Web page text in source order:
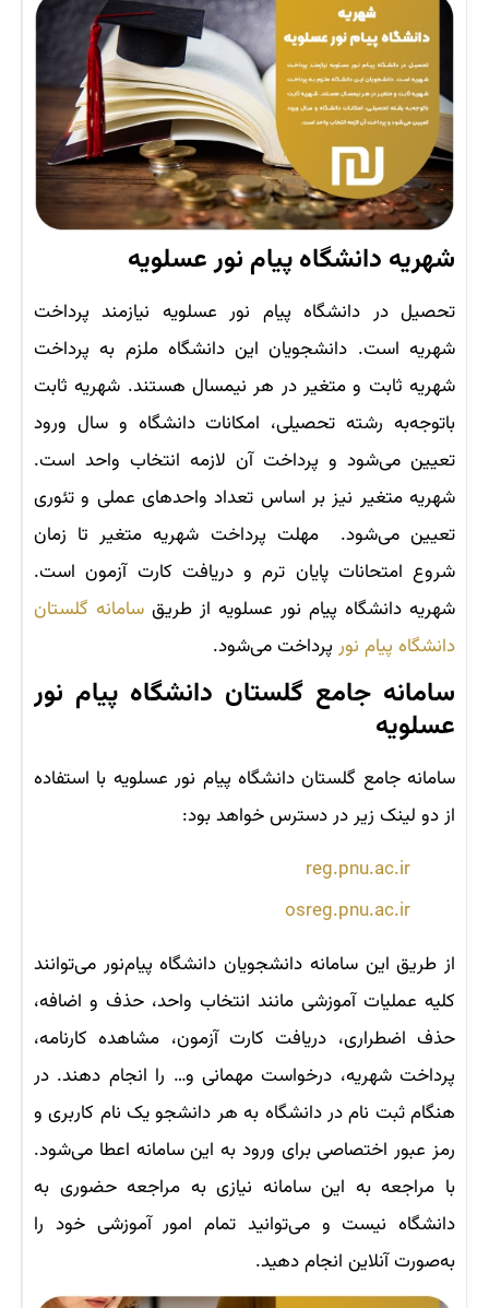
شهریه دانشگاه‌ پیام نور عسلویه
تحصیل در دانشگاه پیام نور عسلویه نیازمند پرداخت
شهریه است. دانشجویان این دانشگاه ملزم به پرداخت
شهریه ثابت و متغیر در هر نیمسال هستند. شهریه ثابت
باتوجه‌به رشته تحصیلی، امکانات دانشگاه و سال ورود
تعیین می‌شود و پرداخت آن لازمه انتخاب واحد است.
شهریه متغیر نیز بر اساس تعداد واحدهای عملی و تئوری
تعیین می‌شود. مهلت پرداخت شهریه متغیر تا زمان
شروع امتحانات پایان ترم و دریافت کارت آزمون است.
شهریه دانشگاه‌ پیام نور عسلویه از طریق سامانه گلستان
دانشگاه پیام نور پرداخت می‌شود.
سامانه جامع گلستان دانشگاه پیام نور
عسلویه
سامانه جامع گلستان دانشگاه پیام نور عسلویه با استفاده
از دو لینک زیر در دسترس خواهد بود:
reg.pnu.ac.ir
osreg.pnu.ac.ir
از طریق این سامانه دانشجویان دانشگاه پیام‌نور می‌توانند
کلیه عملیات آموزشی مانند انتخاب واحد، حذف و اضافه،
حذف اضطراری، دریافت کارت آزمون، مشاهده کارنامه،
پرداخت شهریه، درخواست مهمانی و… را انجام دهند. در
هنگام ثبت نام در دانشگاه به هر دانشجو یک نام کاربری و
رمز عبور اختصاصی برای ورود به این سامانه اعطا می‌شود.
با مراجعه به این سامانه نیازی به مراجعه حضوری به
دانشگاه نیست و می‌توانید تمام امور آموزشی خود را
به‌صورت آنلاین انجام دهید.